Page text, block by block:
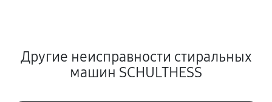
Другие неисправности стиральных
машин SCHULTHESS